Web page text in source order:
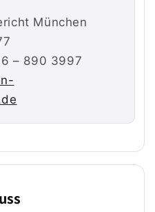
München
– 890 3997